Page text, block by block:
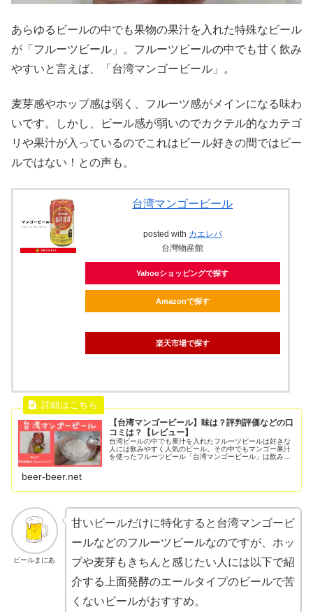
あらゆるビールの中でも果物の果汁を入れた特殊なビール
が「フルーツビール」。フルーツビールの中でも甘く飲み
やすいと言えば、「台湾マンゴービール」。
麦芽感やホップ感は弱く、フルーツ感がメインになる味わ
いです。しかし、ビール感が弱いのでカクテル的なカテゴ
リや果汁が入っているのでこれはビール好きの間ではビー
ルではない！との声も。
台湾マンゴービール
posted with カエレバ
台灣物産館
Yahooショッピングで探す
Amazonで探す
楽天市場で探す
【台湾マンゴービール】味は？評判評価などの口
コミは？【レビュー】
台湾ビールの中でも果汁を入れたフルーツビールは好きな
人には飲みやすく人気のビール。その中でもマンゴー果汁
を使ったフルーツビール「台湾マンゴービール」は飲みや
beer-beer.net
ビールまにあ
甘いビールだけに特化すると台湾マンゴービ
ールなどのフルーツビールなのですが、ホッ
プや麦芽もきちんと感じたい人には以下で紹
介する上面発酵のエールタイプのビールで苦
くないビールがおすすめ。